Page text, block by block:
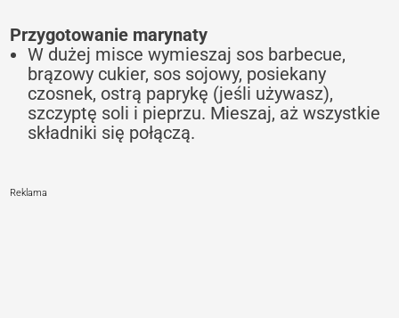
Przygotowanie marynaty
W dużej misce wymieszaj sos barbecue,
brązowy cukier, sos sojowy, posiekany
czosnek, ostrą paprykę (jeśli używasz),
szczyptę soli i pieprzu. Mieszaj, aż wszystkie
składniki się połączą.
Reklama